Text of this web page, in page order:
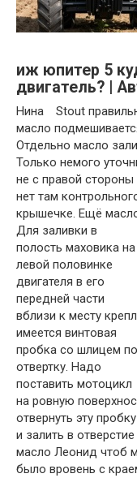
иж юпитер 5
двигатель? |
Нина Stout
масло
Отдельно масло
Только немого
не с правой стороны
нет там
крышечке. Ещё
Для заливки в
полость маховика на
левой половинке
двигателя в его
передней части
вблизи к месту
имеется винтовая
пробка со шлицем
отвертку. Надо
поставить мотоцикл
на ровную
отвернуть эту пробку
и залить в отверстие
масло Леонид чтоб
было вровень с